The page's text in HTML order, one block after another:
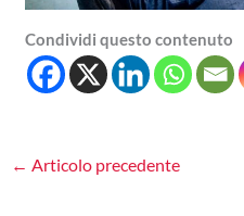
Condividi questo contenuto
← Articolo precedente